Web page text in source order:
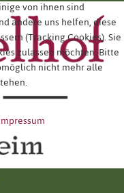
von ihnen sind
andere uns helfen, diese
(Tracking Cookies). Sie
zulassen möchten. Bitte
nicht mehr alle